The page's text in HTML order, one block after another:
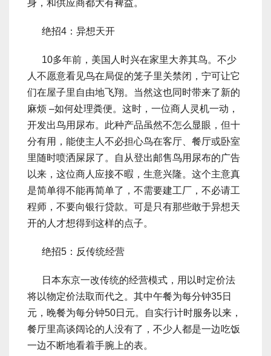
身，和供应商都大有裨益。
绝招4：异想天开
10多年前，美国人时兴在家里大养其鸟。不少
人不愿意看见鸟在局促的笼子里关禁闭，宁可让它
们在屋子里自由地飞翔。当然这也同时带来了新的
麻烦 –如何处理粪便。这时，一位商人灵机一动，
开发出鸟用尿布。此种产品虽然不怎么显眼，但十
分有用，能使主人不必担心鸟在客厅、餐厅或卧室
里随时喷洒屎尿了。自从登出邮售鸟用尿布的广告
以来，这位商人应接不暇，生意兴隆。这个主意真
是简单得不能再简单了，不需要建工厂，不必请工
程师，不要向银行贷款。可是只有那些敢于异想天
开的人才想得到这样的点子。
绝招5：反传统经营
日本东京一改传统的经营模式，用以时定价法
将以物定价法取而代之。其中午餐为每分钟35日
元，晚餐为每分钟50日元。自实行计时服务以来，
餐厅里高谈阔论的人没有了，不少人都是一边吃饭
一边不断地看着手腕上的表。